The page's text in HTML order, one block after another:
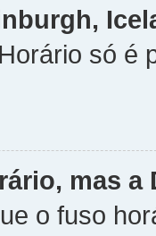
só é
mas a
o fuso